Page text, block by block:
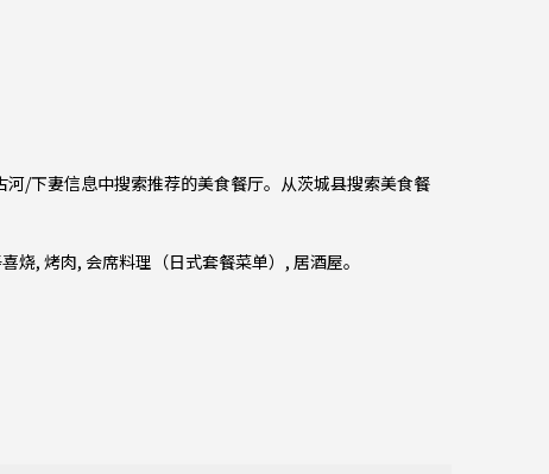
河/下妻信息中搜索推荐的美食餐厅。从茨城县搜索美食餐
烧, 烤肉, 会席料理（日式套餐菜单） , 居酒屋。